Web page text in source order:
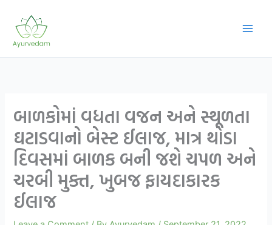
content
બાળકોમાં વધતા વજન અને સ્થૂળતા
ઘટાડવાનો બેસ્ટ ઈલાજ, માત્ર થોડા
દિવસમાં બાળક બની જશે ચપળ અને
ચરબી મુક્ત, ખુબજ ફાયદાકારક
ઈલાજ